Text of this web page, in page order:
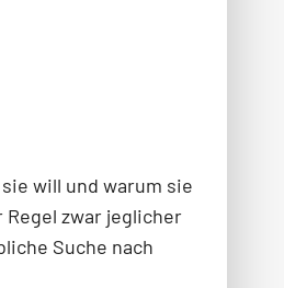
will und warum sie
zwar jeglicher
Suche nach